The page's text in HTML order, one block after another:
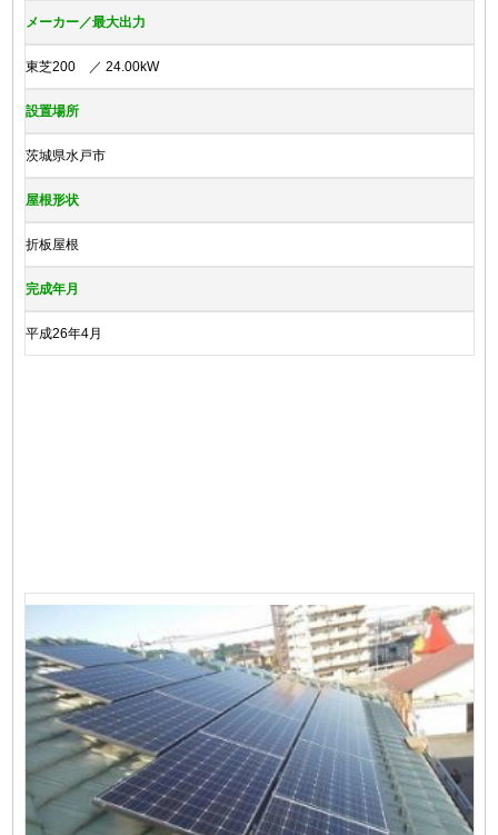
メーカー／最大出力
東芝200 ／ 24.00kW
設置場所
茨城県水戸市
屋根形状
折板屋根
完成年月
平成26年4月